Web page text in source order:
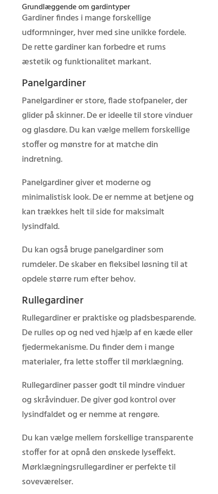
Grundlæggende om gardintyper
Gardiner findes i mange forskellige
udformninger, hver med sine unikke fordele.
De rette gardiner kan forbedre et rums
æstetik og funktionalitet markant.
Panelgardiner
Panelgardiner er store, flade stofpaneler, der
glider på skinner. De er ideelle til store vinduer
og glasdøre. Du kan vælge mellem forskellige
stoffer og mønstre for at matche din
indretning.
Panelgardiner giver et moderne og
minimalistisk look. De er nemme at betjene og
kan trækkes helt til side for maksimalt
lysindfald.
Du kan også bruge panelgardiner som
rumdeler. De skaber en fleksibel løsning til at
opdele større rum efter behov.
Rullegardiner
Rullegardiner er praktiske og pladsbesparende.
De rulles op og ned ved hjælp af en kæde eller
fjedermekanisme. Du finder dem i mange
materialer, fra lette stoffer til mørklægning.
Rullegardiner passer godt til mindre vinduer
og skråvinduer. De giver god kontrol over
lysindfaldet og er nemme at rengøre.
Du kan vælge mellem forskellige transparente
stoffer for at opnå den ønskede lyseffekt.
Mørklægningsrullegardiner er perfekte til
soveværelser.